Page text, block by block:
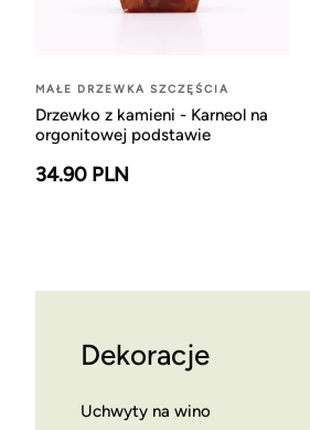
MAŁE DRZEWKA SZCZĘŚCIA
Drzewko z kamieni - Karneol na
orgonitowej podstawie
34.90 PLN
Dekoracje
Uchwyty na wino